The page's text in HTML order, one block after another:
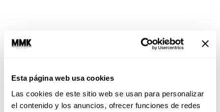
Esta página web usa cookies
Las cookies de este sitio web se usan para personalizar
el contenido y los anuncios, ofrecer funciones de redes
Obviamente para ellos es vital, pero como nos
disciplina es fundamental, no sólo en el deporte,
en toda las las cosas. Hay días que dices ’hoy no
quiero hacer nada’, pero vas y lo haces”.